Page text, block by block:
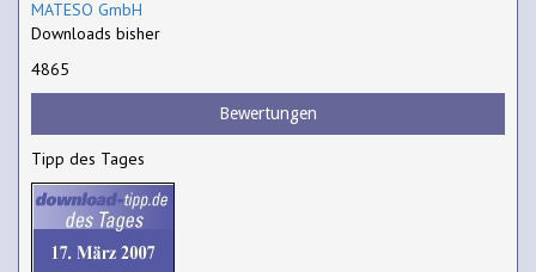
MATESO GmbH
Downloads bisher
4865
Bewertungen
Tipp des Tages